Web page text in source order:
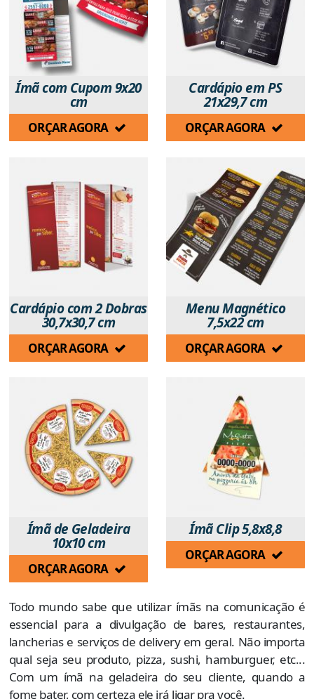
Ímã com Cupom 9x20
cm
ORÇAR AGORA
Cardápio em PS
21x29,7 cm
ORÇAR AGORA
Cardápio com 2 Dobras
30,7x30,7 cm
ORÇAR AGORA
Menu Magnético
7,5x22 cm
ORÇAR AGORA
Ímã de Geladeira
10x10 cm
ORÇAR AGORA
Ímã Clip 5,8x8,8
ORÇAR AGORA
Todo mundo sabe que utilizar ímãs na comunicação é
essencial para a divulgação de bares, restaurantes,
lancherias e serviços de delivery em geral. Não importa
qual seja seu produto, pizza, sushi, hamburguer, etc...
Com um ímã na geladeira do seu cliente, quando a
fome bater, com certeza ele irá ligar pra você.